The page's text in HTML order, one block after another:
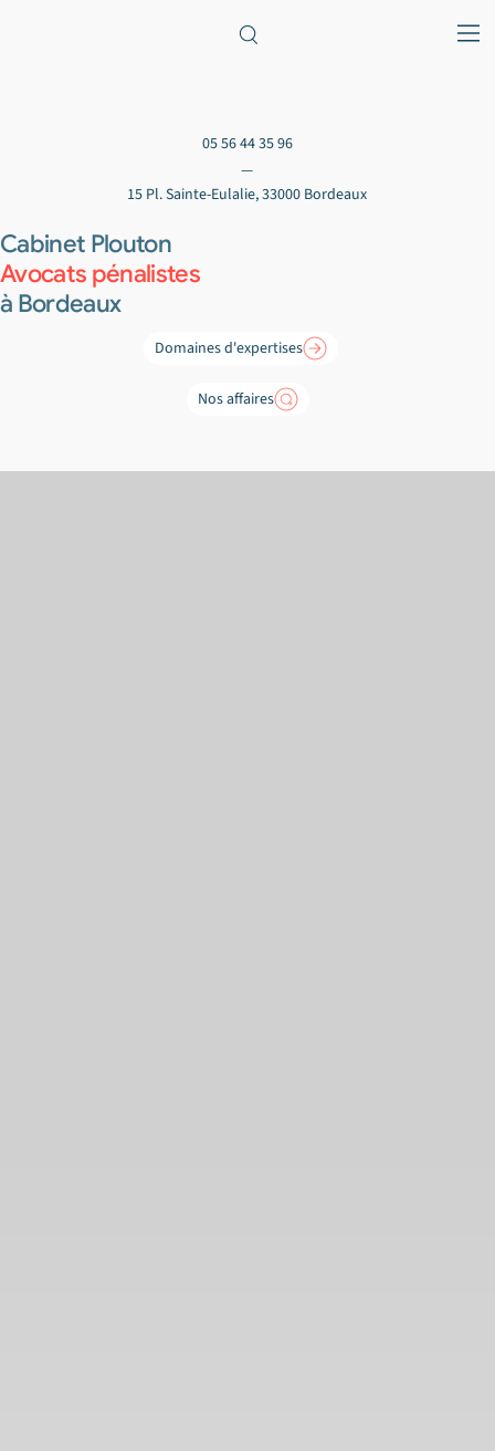
Cabinet Plouton
Avocats pénalistes
à Bordeaux
05 56 44 35 96
—
15 Pl. Sainte-Eulalie, 33000 Bordeaux
Domaines d'expertises
Nos affaires